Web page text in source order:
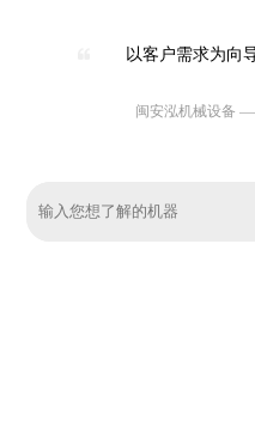
以客户需求为向
闽安泓机械设备